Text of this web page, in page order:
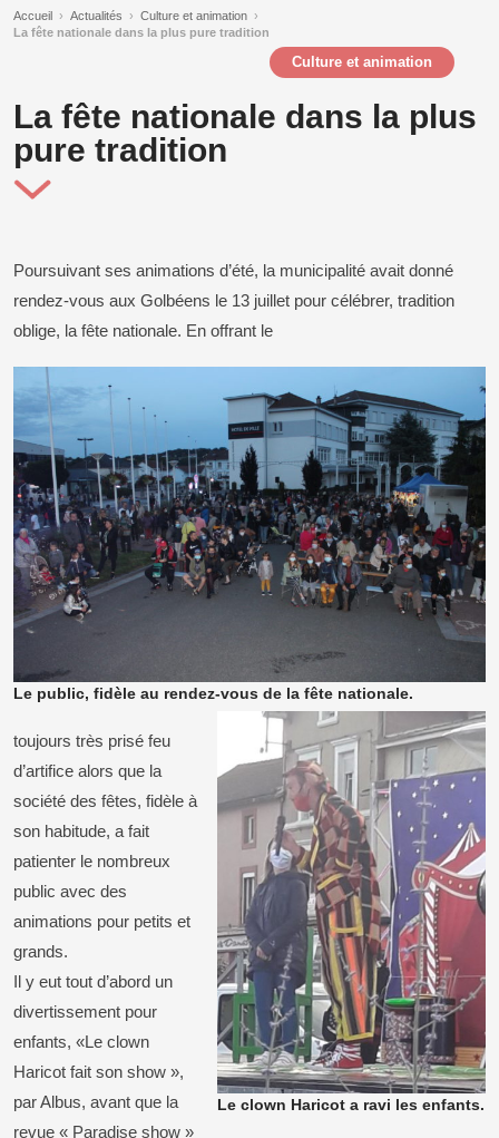
Accueil › Actualités › Culture et animation ›
La fête nationale dans la plus pure tradition
Culture et animation
La fête nationale dans la plus
pure tradition
Poursuivant ses animations d’été, la municipalité avait donné
rendez-vous aux Golbéens le 13 juillet pour célébrer, tradition
oblige, la fête nationale. En offrant le
Le public, fidèle au rendez-vous de la fête nationale.
Le clown Haricot a ravi les enfants.
toujours très prisé feu
d’artifice alors que la
société des fêtes, fidèle à
son habitude, a fait
patienter le nombreux
public avec des
animations pour petits et
grands.
Il y eut tout d’abord un
divertissement pour
enfants, «Le clown
Haricot fait son show »,
par Albus, avant que la
revue « Paradise show »